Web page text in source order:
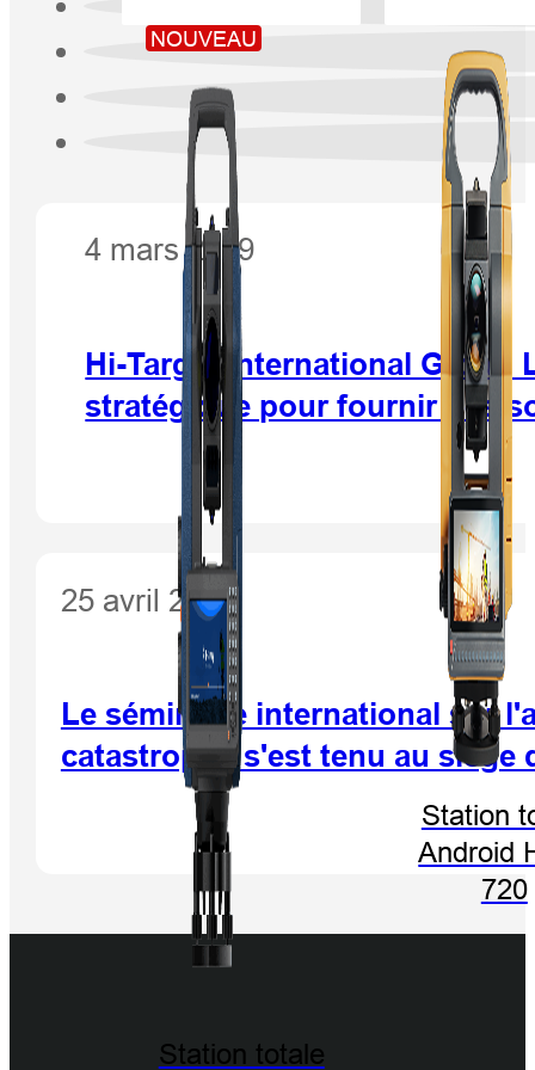
NOUVEAU
Station totale
Station
Android
720
4 mars 2019
Hi-Target International Group
stratégique pour fournir des
25 avril 2019
Le séminaire international sur
catastrophe s'est tenu au siège